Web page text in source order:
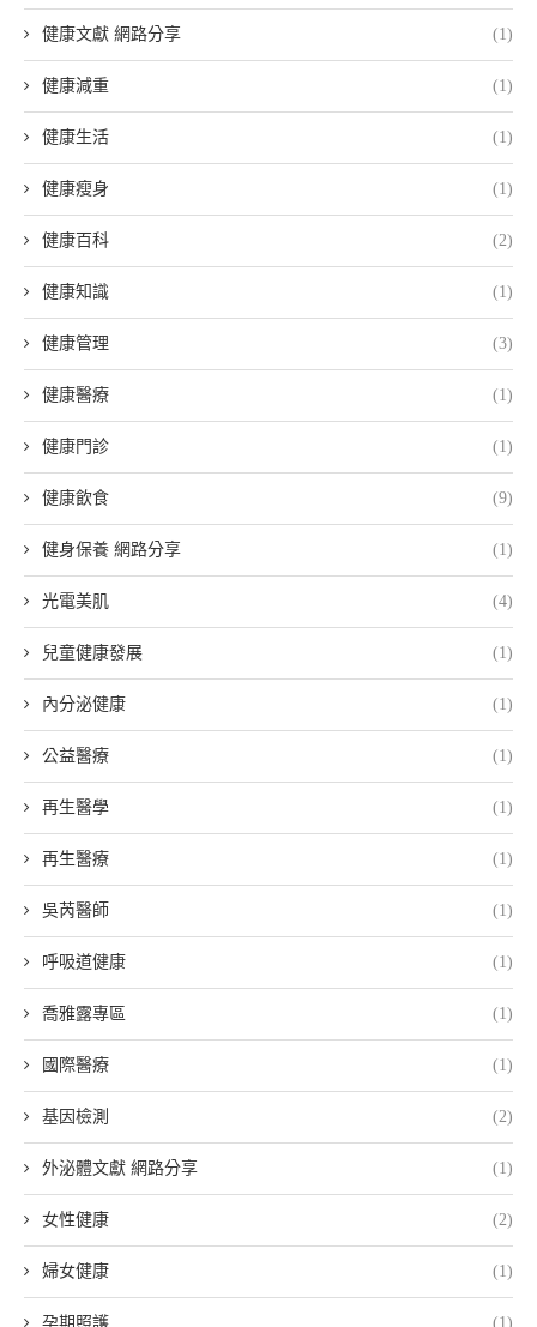
健康文獻 網路分享 (1)
健康減重 (1)
健康生活 (1)
健康瘦身 (1)
健康百科 (2)
健康知識 (1)
健康管理 (3)
健康醫療 (1)
健康門診 (1)
健康飲食 (9)
健身保養 網路分享 (1)
光電美肌 (4)
兒童健康發展 (1)
內分泌健康 (1)
公益醫療 (1)
再生醫學 (1)
再生醫療 (1)
吳芮醫師 (1)
呼吸道健康 (1)
喬雅露專區 (1)
國際醫療 (1)
基因檢測 (2)
外泌體文獻 網路分享 (1)
女性健康 (2)
婦女健康 (1)
孕期照護 (1)